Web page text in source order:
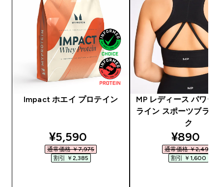
Impact ホエイ プロテイン
discounted price
¥5,590‎
通常価格 ￥7,975‎
割引 ￥2,385‎
MP レディース パワー
ライン スポーツブラ -
ク
¥890‎
通常価格 ￥2,490‎
割引 ￥1,600‎